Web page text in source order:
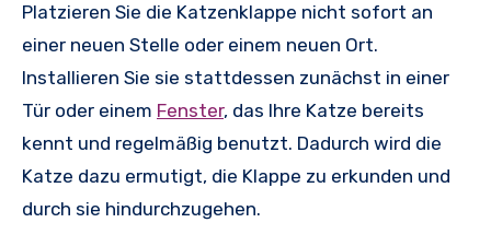
Platzieren Sie die Katzenklappe nicht sofort an
einer neuen Stelle oder einem neuen Ort.
Installieren Sie sie stattdessen zunächst in einer
Tür oder einem Fenster, das Ihre Katze bereits
kennt und regelmäßig benutzt. Dadurch wird die
Katze dazu ermutigt, die Klappe zu erkunden und
durch sie hindurchzugehen.